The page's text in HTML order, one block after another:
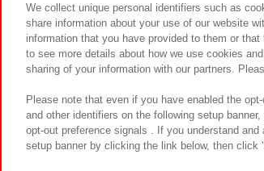
We collect unique personal identifiers such as
share information about your use of our website
information that you have provided to them or
to see more details about how we use cookies
sharing of your information with our partners.
Please note that even if you have enabled the
and other identifiers on the following setup
opt-out preference signals . If you understand
setup banner by clicking the link below, then click